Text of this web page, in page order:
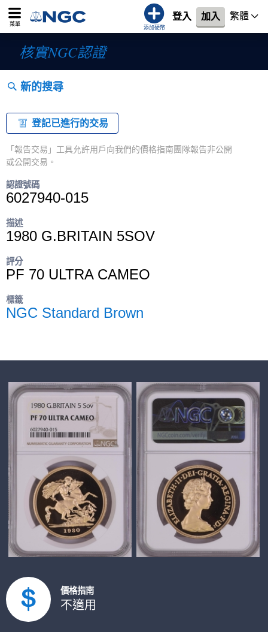
菜單
添加硬幣
登入 加入 繁體
核實NGC認證
新的搜尋
登記已進行的交易
「報告交易」工具允許用戶向我們的價格指南團隊報告非公開
或公開交易。
認證號碼
6027940-015
描述
1980 G.BRITAIN 5SOV
評分
PF 70 ULTRA CAMEO
標籤
NGC Standard Brown
價格指南
不適用